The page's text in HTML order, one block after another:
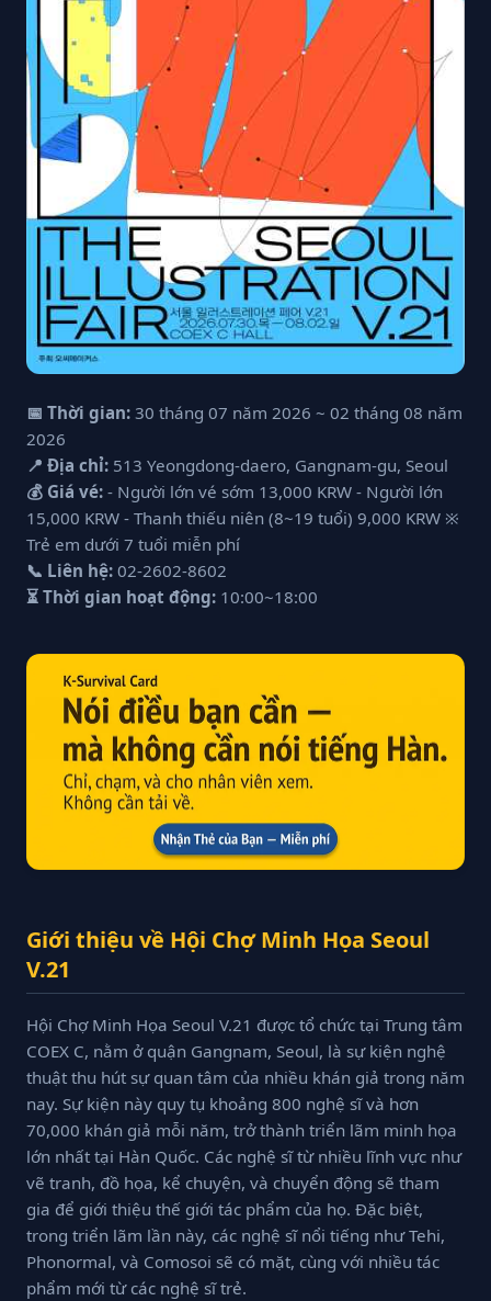
📅 Thời gian: 30 tháng 07 năm 2026 ~ 02 tháng 08 năm
2026
📍 Địa chỉ: 513 Yeongdong-daero, Gangnam-gu, Seoul
💰 Giá vé: - Người lớn vé sớm 13,000 KRW - Người lớn
15,000 KRW - Thanh thiếu niên (8~19 tuổi) 9,000 KRW ※
Trẻ em dưới 7 tuổi miễn phí
📞 Liên hệ: 02-2602-8602
⏳ Thời gian hoạt động: 10:00~18:00
Giới thiệu về Hội Chợ Minh Họa Seoul
V.21
Hội Chợ Minh Họa Seoul V.21 được tổ chức tại Trung tâm
COEX C, nằm ở quận Gangnam, Seoul, là sự kiện nghệ
thuật thu hút sự quan tâm của nhiều khán giả trong năm
nay. Sự kiện này quy tụ khoảng 800 nghệ sĩ và hơn
70,000 khán giả mỗi năm, trở thành triển lãm minh họa
lớn nhất tại Hàn Quốc. Các nghệ sĩ từ nhiều lĩnh vực như
vẽ tranh, đồ họa, kể chuyện, và chuyển động sẽ tham
gia để giới thiệu thế giới tác phẩm của họ. Đặc biệt,
trong triển lãm lần này, các nghệ sĩ nổi tiếng như Tehi,
Phonormal, và Comosoi sẽ có mặt, cùng với nhiều tác
phẩm mới từ các nghệ sĩ trẻ.